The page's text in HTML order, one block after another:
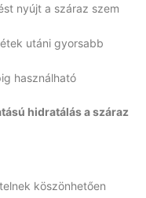
nyújt a száraz szem
utáni gyorsabb
használható
hidratálás a száraz
köszönhetően